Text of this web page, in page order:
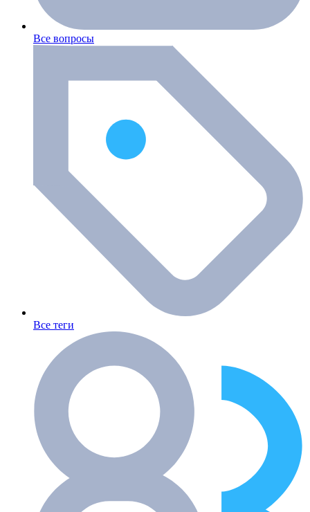
Все вопросы
Все теги